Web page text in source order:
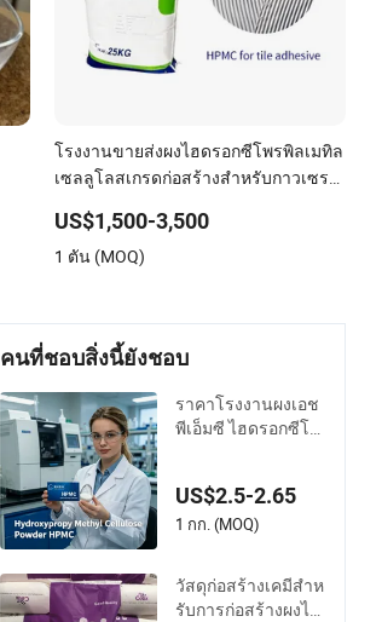
โรงงานขายส่งผงไฮดรอกซีโพรพิลเมทิล
เซลลูโลสเกรดก่อสร้างสำหรับกาวเซรา
US$1,500-3,500
1 ตัน (MOQ)
คนที่ชอบสิ่งนี้ยังชอบ
ราคาโรงงานผงเอช
พีเอ็มซี ไฮดรอกซีโพ
กาวกระเบื้องที่มีควา
มแข็งแรงสูง ปรับปรุ
นลื่นและเวลาเปิดใช้
งาน
US$2.5-2.65
1 กก. (MOQ)
วัสดุก่อสร้างเคมีสำห
รับการก่อสร้างผงไฮ